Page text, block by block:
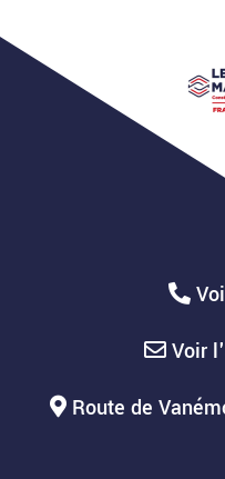
Voir
Route de